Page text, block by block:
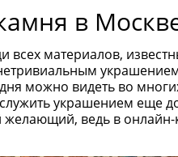
в
материалов,
можно видеть во
украшением еще
ведь в онлайн-